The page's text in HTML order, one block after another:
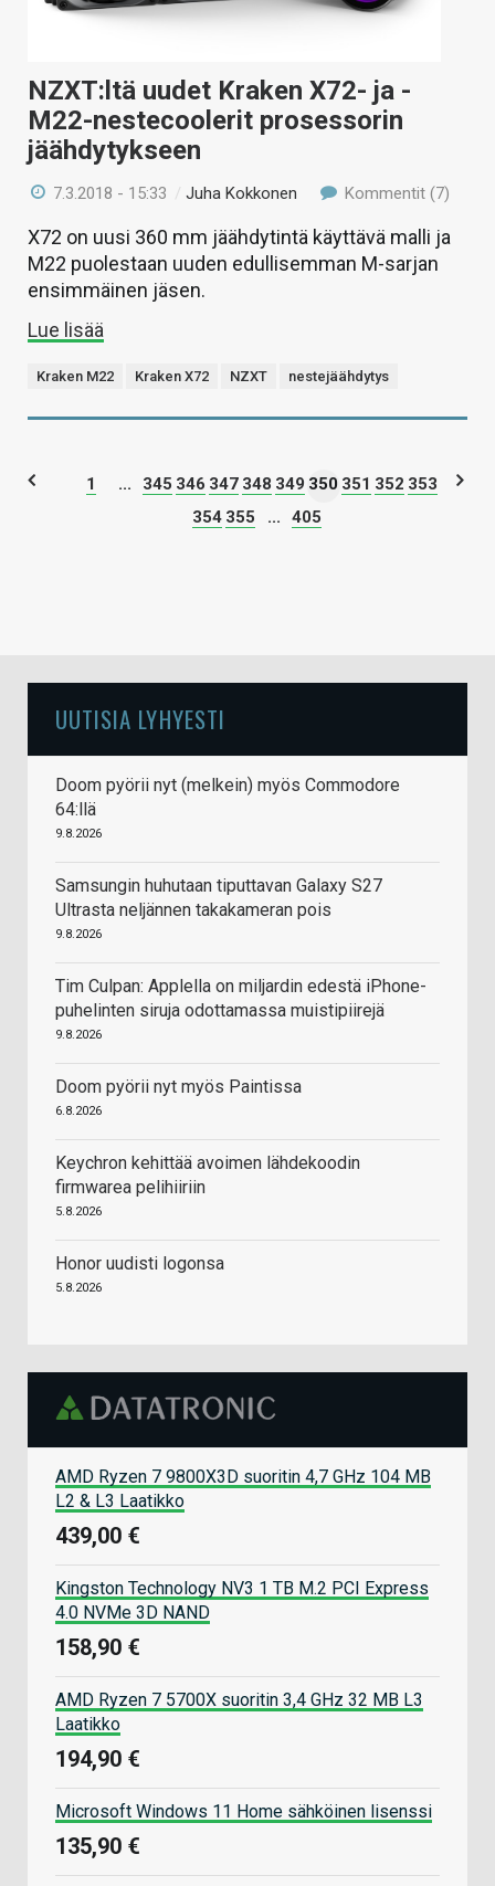
NZXT:ltä uudet Kraken X72- ja -
M22-nestecoolerit prosessorin
jäähdytykseen
7.3.2018 - 15:33 /Juha Kokkonen Kommentit (7)
X72 on uusi 360 mm jäähdytintä käyttävä malli ja
M22 puolestaan uuden edullisemman M-sarjan
ensimmäinen jäsen.
Lue lisää
Kraken M22 Kraken X72 NZXT nestejäähdytys
1 ... 345 346 347 348 349 350 351 352 353
354 355 ... 405
UUTISIA LYHYESTI
Doom pyörii nyt (melkein) myös Commodore
64:llä
9.8.2026
Samsungin huhutaan tiputtavan Galaxy S27
Ultrasta neljännen takakameran pois
9.8.2026
Tim Culpan: Applella on miljardin edestä iPhone-
puhelinten siruja odottamassa muistipiirejä
9.8.2026
Doom pyörii nyt myös Paintissa
6.8.2026
Keychron kehittää avoimen lähdekoodin
firmwarea pelihiiriin
5.8.2026
Honor uudisti logonsa
5.8.2026
AMD Ryzen 7 9800X3D suoritin 4,7 GHz 104 MB
L2 & L3 Laatikko
439,00 €
Kingston Technology NV3 1 TB M.2 PCI Express
4.0 NVMe 3D NAND
158,90 €
AMD Ryzen 7 5700X suoritin 3,4 GHz 32 MB L3
Laatikko
194,90 €
Microsoft Windows 11 Home sähköinen lisenssi
135,90 €